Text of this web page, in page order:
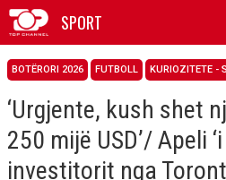
SPORT
BOTËRORI 2026 FUTBOLL KURIOZITETE -
‘Urgjente, kush shet
250 mijë USD’/ Apeli
investitorit nga